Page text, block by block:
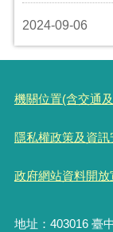
2024-09-06
機關位置(含交通
隱私權政策及資
政府網站資料開放
地址：403016 臺